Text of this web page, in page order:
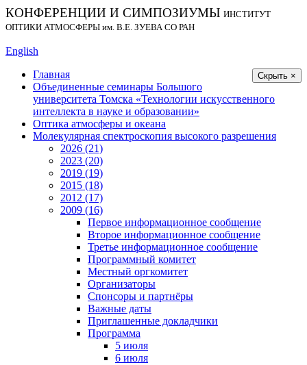
КОНФЕРЕНЦИИ И СИМПОЗИУМЫ ИНСТИТУТ
ОПТИКИ АТМОСФЕРЫ им. В.Е. ЗУЕВА СО РАН
English
Скрыть ×
Главная
Объединенные семинары Большого
университета Томска «Технологии искусственного
интеллекта в науке и образовании»
Оптика атмосферы и океана
Молекулярная спектроскопия высокого разрешения
2026 (21)
2023 (20)
2019 (19)
2015 (18)
2012 (17)
2009 (16)
Первое информационное сообщение
Второе информационное сообщение
Третье информационное сообщение
Программный комитет
Местный оргкомитет
Организаторы
Спонсоры и партнёры
Важные даты
Приглашенные докладчики
Программа
5 июля
6 июля